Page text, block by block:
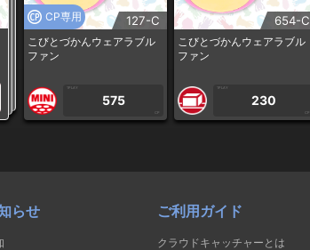
CP専用 127-C
こびとづかんウェアラブル
ファン
1PLAY
575
CP
654-C
こびとづかんウェアラブル
ファン
1PLAY
230
CP
らせ ご利用ガイド
クラウドキャッチャーとは